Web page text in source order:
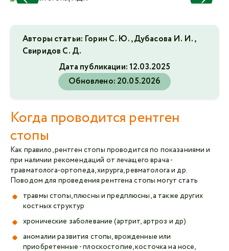
Авторы статьи: Горин С. Ю., Дубасова И. И.,
Свиридов С. Д.
Дата публикации:12.03.2025
Обновлено: 20.05.2026
Когда проводится рентген
стопы
Как правило, рентген стопы проводится по показаниями и
при наличии рекомендаций от лечащего врача -
травматолога-ортопеда, хирурга, ревматолога и др.
Поводом для проведения рентгена стопы могут стать
травмы стопы, плюсны и предплюсны, а также других
костных структур
хронические заболевание (артрит, артроз и др)
аномалии развития стопы, врожденные или
приобретенные - плоскостопие, косточка на носе,